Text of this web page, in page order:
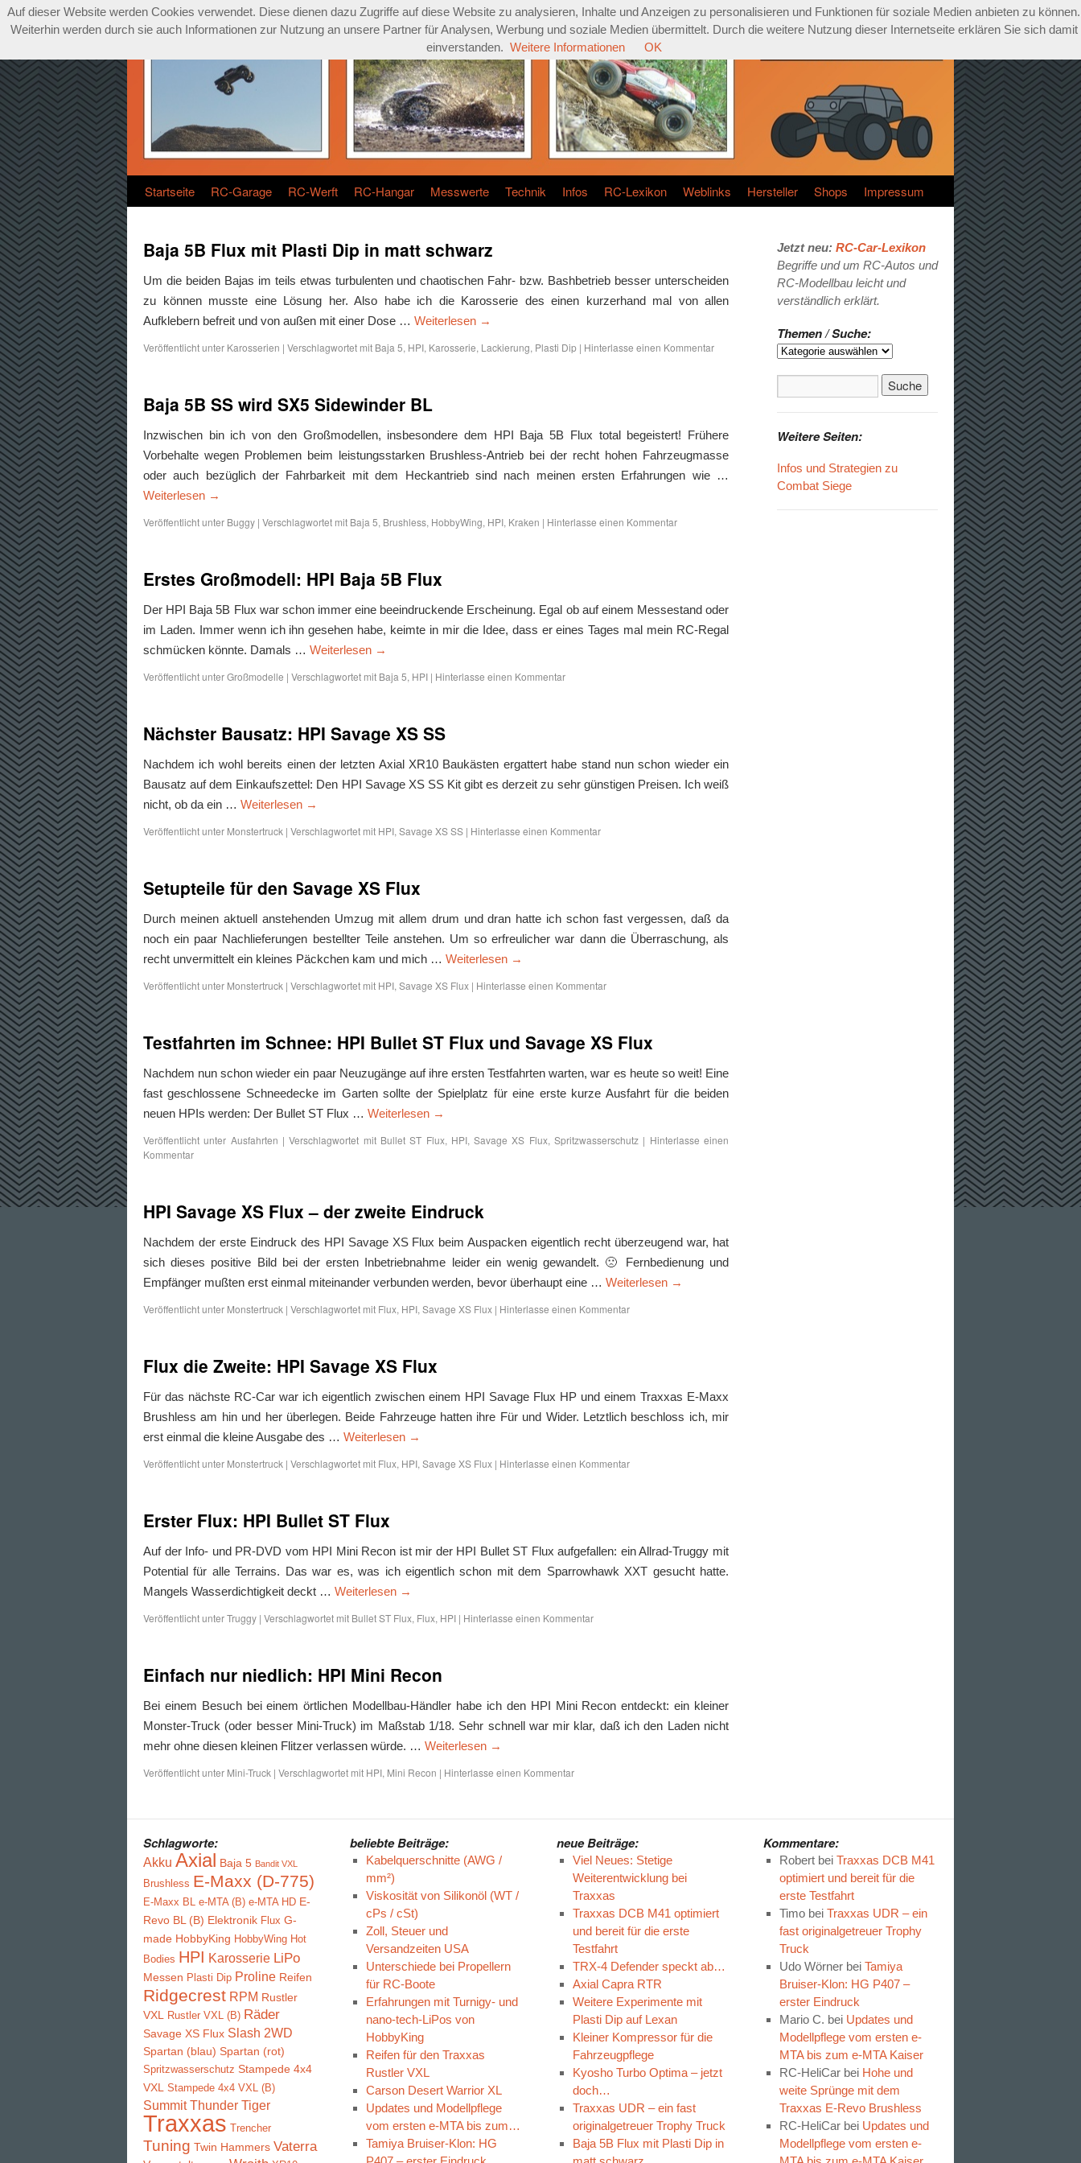
Startseite RC-Garage RC-Werft RC-Hangar Messwerte Technik Infos RC-Lexikon Weblinks Hersteller Shops Impressum
Baja 5B Flux mit Plasti Dip in matt schwarz
Um die beiden Bajas im teils etwas turbulenten und chaotischen Fahr- bzw. Bashbetrieb besser unterscheiden
zu können musste eine Lösung her. Also habe ich die Karosserie des einen kurzerhand mal von allen
Aufklebern befreit und von außen mit einer Dose … Weiterlesen →
Veröffentlicht unter Karosserien | Verschlagwortet mit Baja 5, HPI, Karosserie, Lackierung, Plasti Dip | Hinterlasse einen Kommentar
Baja 5B SS wird SX5 Sidewinder BL
Inzwischen bin ich von den Großmodellen, insbesondere dem HPI Baja 5B Flux total begeistert! Frühere
Vorbehalte wegen Problemen beim leistungsstarken Brushless-Antrieb bei der recht hohen Fahrzeugmasse
oder auch bezüglich der Fahrbarkeit mit dem Heckantrieb sind nach meinen ersten Erfahrungen wie …
Weiterlesen →
Veröffentlicht unter Buggy | Verschlagwortet mit Baja 5, Brushless, HobbyWing, HPI, Kraken | Hinterlasse einen Kommentar
Erstes Großmodell: HPI Baja 5B Flux
Der HPI Baja 5B Flux war schon immer eine beeindruckende Erscheinung. Egal ob auf einem Messestand oder
im Laden. Immer wenn ich ihn gesehen habe, keimte in mir die Idee, dass er eines Tages mal mein RC-Regal
schmücken könnte. Damals … Weiterlesen →
Veröffentlicht unterGroßmodelle | Verschlagwortet mit Baja 5, HPI | Hinterlasse einen Kommentar
Nächster Bausatz: HPI Savage XS SS
Nachdem ich wohl bereits einen der letzten Axial XR10 Baukästen ergattert habe stand nun schon wieder ein
Bausatz auf dem Einkaufszettel: Den HPI Savage XS SS Kit gibt es derzeit zu sehr günstigen Preisen. Ich weiß
nicht, ob da ein … Weiterlesen →
Veröffentlicht unter Monstertruck | Verschlagwortet mit HPI, Savage XS SS | Hinterlasse einen Kommentar
Setupteile für den Savage XS Flux
Durch meinen aktuell anstehenden Umzug mit allem drum und dran hatte ich schon fast vergessen, daß da
noch ein paar Nachlieferungen bestellter Teile anstehen. Um so erfreulicher war dann die Überraschung, als
recht unvermittelt ein kleines Päckchen kam und mich … Weiterlesen →
Veröffentlicht unter Monstertruck | Verschlagwortet mit HPI, Savage XS Flux | Hinterlasse einen Kommentar
Testfahrten im Schnee: HPI Bullet ST Flux und Savage XS Flux
Nachdem nun schon wieder ein paar Neuzugänge auf ihre ersten Testfahrten warten, war es heute so weit! Eine
fast geschlossene Schneedecke im Garten sollte der Spielplatz für eine erste kurze Ausfahrt für die beiden
neuen HPIs werden: Der Bullet ST Flux … Weiterlesen →
Veröffentlicht unter Ausfahrten | Verschlagwortet mit Bullet ST Flux, HPI,Savage XS Flux,Spritzwasserschutz | Hinterlasse einen
Kommentar
HPI Savage XS Flux – der zweite Eindruck
Nachdem der erste Eindruck des HPI Savage XS Flux beim Auspacken eigentlich recht überzeugend war, hat
sich dieses positive Bild bei der ersten Inbetriebnahme leider ein wenig gewandelt. 🙁 Fernbedienung und
Empfänger mußten erst einmal miteinander verbunden werden, bevor überhaupt eine … Weiterlesen →
Veröffentlicht unter Monstertruck | Verschlagwortet mit Flux, HPI, Savage XS Flux | Hinterlasse einen Kommentar
Flux die Zweite: HPI Savage XS Flux
Für das nächste RC-Car war ich eigentlich zwischen einem HPI Savage Flux HP und einem Traxxas E-Maxx
Brushless am hin und her überlegen. Beide Fahrzeuge hatten ihre Für und Wider. Letztlich beschloss ich, mir
erst einmal die kleine Ausgabe des … Weiterlesen →
Veröffentlicht unter Monstertruck | Verschlagwortet mit Flux, HPI, Savage XS Flux | Hinterlasse einen Kommentar
Erster Flux: HPI Bullet ST Flux
Auf der Info- und PR-DVD vom HPI Mini Recon ist mir der HPI Bullet ST Flux aufgefallen: ein Allrad-Truggy mit
Potential für alle Terrains. Das war es, was ich eigentlich schon mit dem Sparrowhawk XXT gesucht hatte.
Mangels Wasserdichtigkeit deckt … Weiterlesen →
Veröffentlicht unterTruggy | Verschlagwortet mit Bullet ST Flux, Flux, HPI | Hinterlasse einen Kommentar
Einfach nur niedlich: HPI Mini Recon
Bei einem Besuch bei einem örtlichen Modellbau-Händler habe ich den HPI Mini Recon entdeckt: ein kleiner
Monster-Truck (oder besser Mini-Truck) im Maßstab 1/18. Sehr schnell war mir klar, daß ich den Laden nicht
mehr ohne diesen kleinen Flitzer verlassen würde. … Weiterlesen →
Veröffentlicht unter Mini-Truck | Verschlagwortet mit HPI, Mini Recon | Hinterlasse einen Kommentar
Jetzt neu: RC-Car-Lexikon
Begriffe und um RC-Autos und
RC-Modellbau leicht und
verständlich erklärt.
Themen / Suche:
Weitere Seiten:
Infos und Strategien zu
Combat Siege
Schlagworte:
Akku Axial Baja 5 Bandit VXL
Brushless E-Maxx (D-775)
E-Maxx BL e-MTA (B) e-MTA HD E-
Revo BL (B) Elektronik Flux G-
made HobbyKing HobbyWing Hot
Bodies HPI Karosserie LiPo
Messen Plasti Dip Proline Reifen
Ridgecrest RPM Rustler
VXL
Rustler VXL (B) Räder
Savage XS Flux Slash 2WD
Spartan (blau) Spartan (rot)
Spritzwasserschutz Stampede 4x4
VXL
Stampede 4x4 VXL (B)
Summit Thunder Tiger
Traxxas Trencher
Tuning Twin Hammers Vaterra
beliebte Beiträge:
Kabelquerschnitte (AWG /
mm²)
Viskosität von Silikonöl (WT /
cPs / cSt)
Zoll, Steuer und
Versandzeiten USA
Unterschiede bei Propellern
für RC-Boote
Erfahrungen mit Turnigy- und
nano-tech-LiPos von
HobbyKing
Reifen für den Traxxas
Rustler VXL
Carson Desert Warrior XL
Updates und Modellpflege
vom ersten e-MTA bis zum…
Tamiya Bruiser-Klon: HG
neue Beiträge:
Viel Neues: Stetige
Weiterentwicklung bei
Traxxas
Traxxas DCB M41 optimiert
und bereit für die erste
Testfahrt
TRX-4 Defender speckt ab…
Axial Capra RTR
Weitere Experimente mit
Plasti Dip auf Lexan
Kleiner Kompressor für die
Fahrzeugpflege
Kyosho Turbo Optima – jetzt
doch…
Traxxas UDR – ein fast
originalgetreuer Trophy Truck
Baja 5B Flux mit Plasti Dip in
Kommentare:
Robertbei Traxxas DCB M41
optimiert und bereit für die
erste Testfahrt
Timobei Traxxas UDR – ein
fast originalgetreuer Trophy
Truck
Udo Wörnerbei Tamiya
Bruiser-Klon: HG P407 –
erster Eindruck
Mario C. bei Updates und
Modellpflege vom ersten e-
MTA bis zum e-MTA Kaiser
RC-HeliCarbei Hohe und
weite Sprünge mit dem
Traxxas E-Revo Brushless
RC-HeliCarbei Updates und
Modellpflege vom ersten e-
Auf dieser Website werden Cookies verwendet. Diese dienen dazu Zugriffe auf diese Website zu analysieren, Inhalte und Anzeigen zu personalisieren und Funktionen für soziale Medien anbieten zu können.
Weiterhin werden durch sie auch Informationen zur Nutzung an unsere Partner für Analysen, Werbung und soziale Medien übermittelt. Durch die weitere Nutzung dieser Internetseite erklären Sie sich damit
einverstanden. Weitere Informationen OK